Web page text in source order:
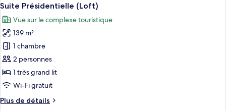
de
Studio
(Plus)
toutes
les
photos
pour
ce
type
de
chambre :
Suite
9
Suite Présidentielle (Loft)
Vue sur le complexe touristique
139 m²
1 chambre
2 personnes
1 très grand lit
Wi-Fi gratuit
Plus de détails
Plus